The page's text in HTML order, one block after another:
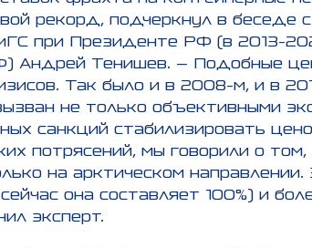
рекорд, подчеркнул в
при Президенте РФ (в 2013-
Андрей Тенишев. – Подобные
Так было и в 2008-м, и в
не только объективными
санкций стабилизировать
потрясений, мы говорили о
на арктическом
она составляет 100%) и
эксперт.